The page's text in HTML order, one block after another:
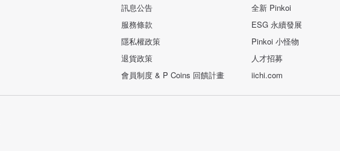
訊息公告
服務條款
隱私權政策
退貨政策
會員制度 & P Coins 回饋計畫
全新 Pinkoi
ESG 永續發展
Pinkoi 小怪物
人才招募
iichi.com